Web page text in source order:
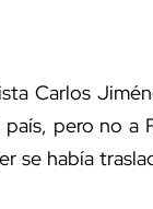
Carlos
pero no a
se había